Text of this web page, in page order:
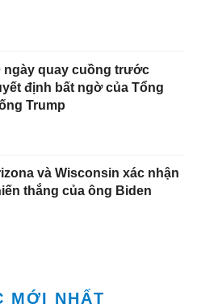
ngày quay cuồng trước
định bất ngờ của Tổng
Trump
và Wisconsin xác nhận
thắng của ông Biden
MỚI NHẤT